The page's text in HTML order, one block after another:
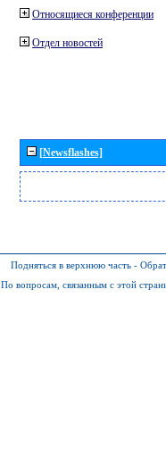
Относящиеся конференции
Отдел новостей
[Newsflashes]
Подняться в верхнюю часть -
По вопросам, связанным с этой